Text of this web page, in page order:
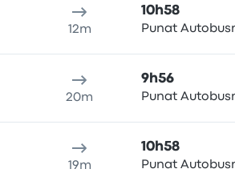
12m
10h58
Punat
20m
9h56
Punat
19m
10h58
Punat